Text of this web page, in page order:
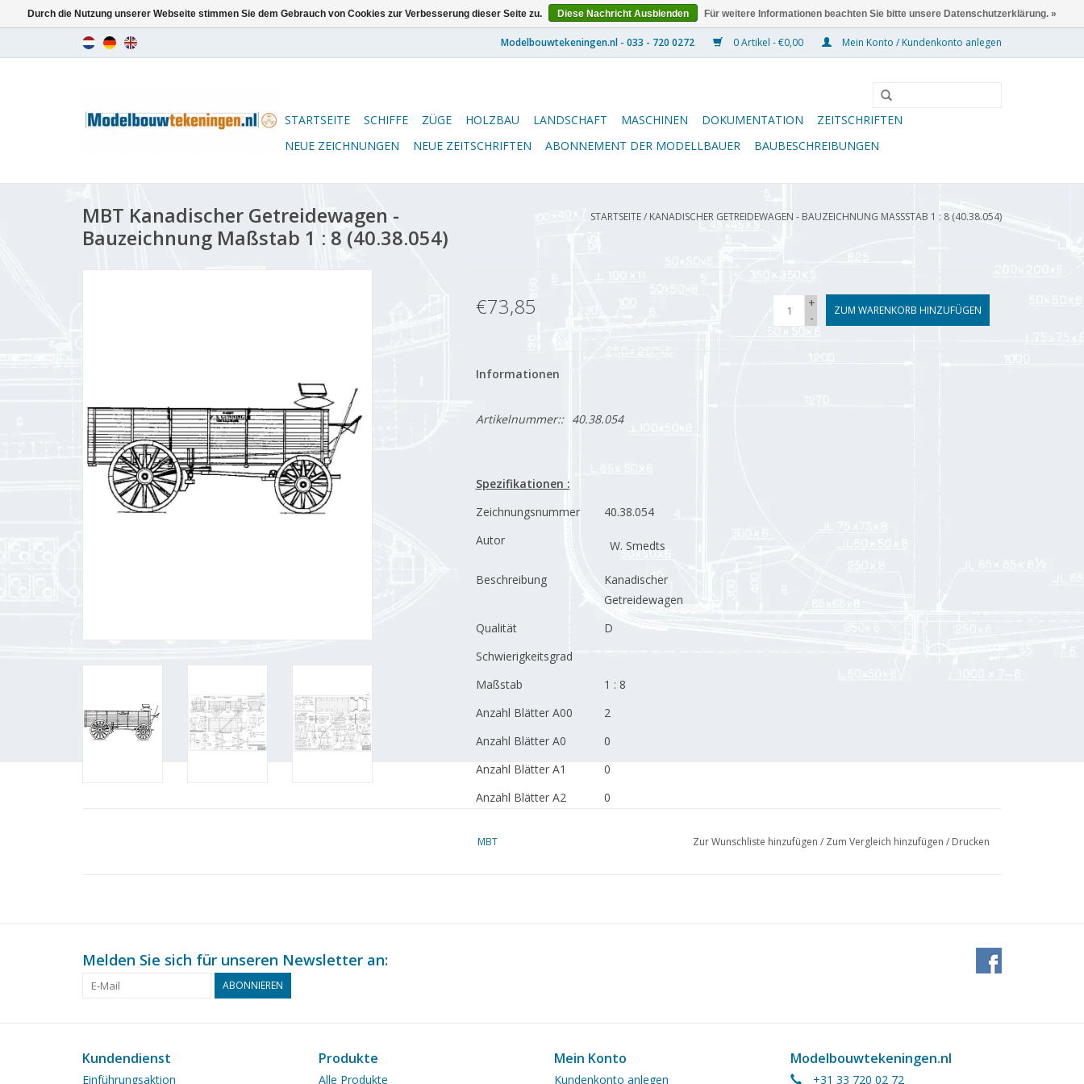
0 Artikel - €0,00 Mein Konto / Kundenkonto anlegen
STARTSEITE SCHIFFE ZÜGE HOLZBAU LANDSCHAFT MASCHINEN DOKUMENTATION
ZEITSCHRIFTEN
NEUE ZEICHNUNGEN
NEUE ZEITSCHRIFTEN ABONNEMENT DER MODELLBAUER BAUBESCHREIBUNGEN
MBT Kanadischer Getreidewagen -
Bauzeichnung Maßstab 1 : 8 (40.38.054)
STARTSEITE/ KANADISCHER GETREIDEWAGEN - BAUZEICHNUNG MASSSTAB 1 : 8 (40.38.054)
€73,85
+
-
ZUM WARENKORB HINZUFÜGEN
Informationen
Artikelnummer:: 40.38.054
Spezifikationen :
Zeichnungsnummer
40.38.054
Autor
W. Smedts
Beschreibung
Kanadischer
Getreidewagen
Qualität
D
Schwierigkeitsgrad
Maßstab
1 : 8
Anzahl Blätter A00
2
Anzahl Blätter A0
0
Anzahl Blätter A1
0
Anzahl Blätter A2
0
MBT Zur Wunschliste hinzufügen / Zum Vergleich hinzufügen / Drucken
Melden Sie sich für unseren Newsletter an:
ABONNIEREN
Kundendienst
Einführungsaktion
Produkte
Alle Produkte
Mein Konto
Kundenkonto anlegen
Modelbouwtekeningen.nl
+31 33 720 02 72
Durch die Nutzung unserer Webseite stimmen Sie dem Gebrauch von Cookies zur Verbesserung dieser Seite zu. Diese Nachricht Ausblenden Für weitere Informationen beachten Sie bitte unsere Datenschutzerklärung. »